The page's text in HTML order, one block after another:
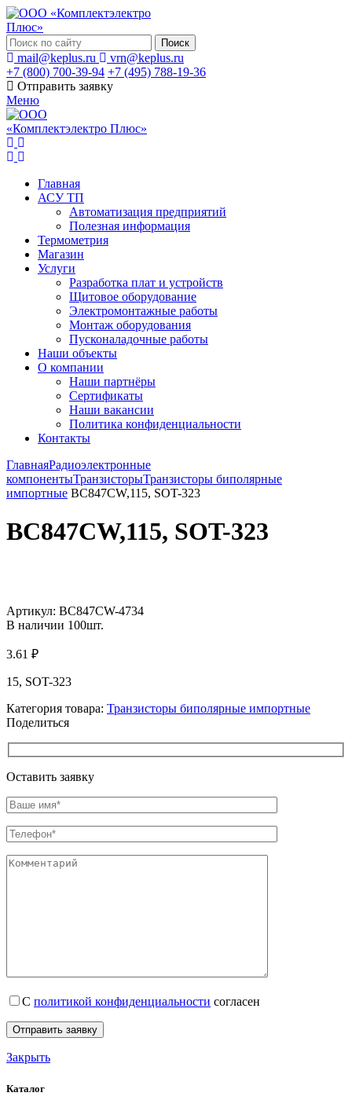
Поиск
mail@keplus.ru
vrn@keplus.ru
+7 (800) 700-39-94 +7 (495) 788-19-36
Отправить заявку
Меню
Главная
АСУ ТП
Автоматизация предприятий
Полезная информация
Термометрия
Магазин
Услуги
Разработка плат и устройств
Щитовое оборудование
Электромонтажные работы
Монтаж оборудования
Пусконаладочные работы
Наши объекты
О компании
Наши партнёры
Сертификаты
Наши вакансии
Политика конфиденциальности
Контакты
ГлавнаяРадиоэлектронные
компонентыТранзисторыТранзисторы биполярные
импортные BC847CW,115, SOT-323
BC847CW,115, SOT-323
Артикул: BC847CW-4734
В наличии 100шт.
3.61 ₽
15, SOT-323
Категория товара: Транзисторы биполярные импортные
Поделиться
Оставить заявку
С политикой конфиденциальности согласен
Закрыть
Каталог